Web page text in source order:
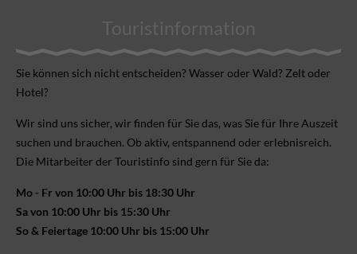
Touristinformation
Sie können sich nicht ent­scheiden? Wasser oder Wald? Zelt oder
Hotel?
Wir sind uns sicher, wir finden für Sie das, was Sie für Ihre Aus­zeit
suchen und brauchen. Ob aktiv, ent­spannend oder erlebnis­reich.
Die Mitarbeiter der Touristinfo sind gern für Sie da:
Mo - Fr von 10:00 Uhr bis 18:30 Uhr
Sa von 10:00 Uhr bis 15:30 Uhr
So & Feiertage 10:00 Uhr bis 15:00 Uhr